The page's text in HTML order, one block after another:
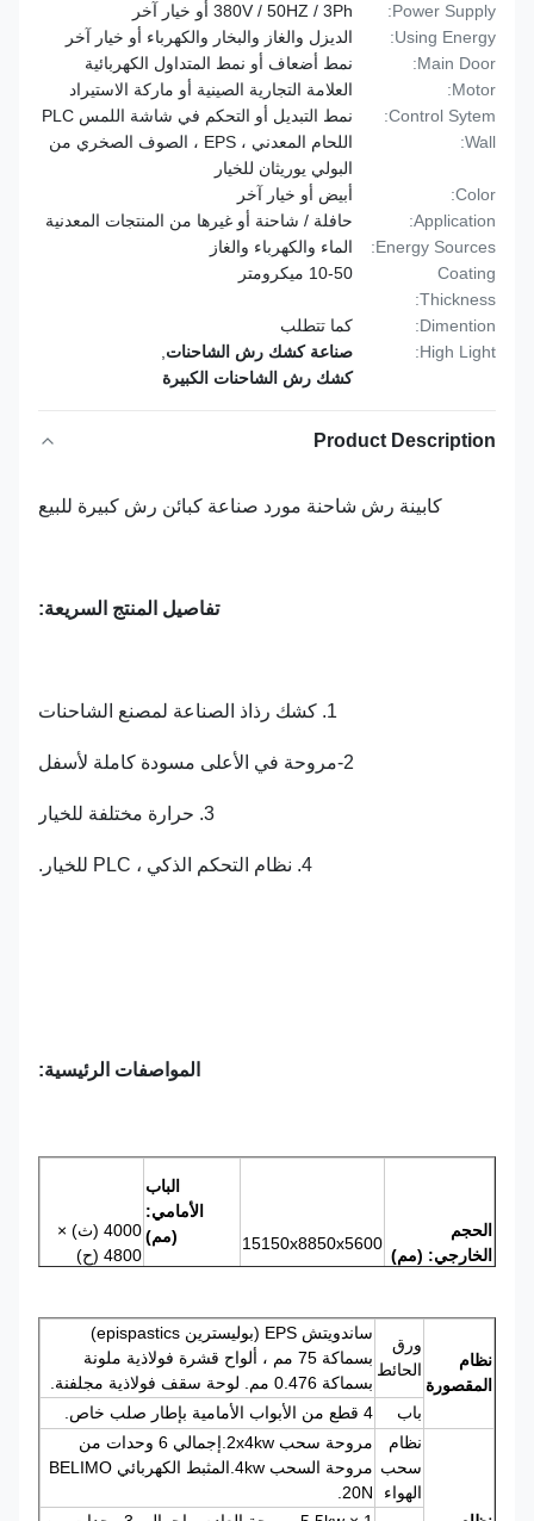
Power Supply:
380V / 50HZ / 3Ph أو خيار آخر
Using Energy:
الديزل والغاز والبخار والكهرباء أو خيار آخر
Main Door:
نمط أضعاف أو نمط المتداول الكهربائية
Motor:
العلامة التجارية الصينية أو ماركة الاستيراد
Control Sytem:
نمط التبديل أو التحكم في شاشة اللمس PLC
اللحام المعدني ، EPS ، الصوف الصخري من
البولي يوريثان للخيار
Color:
أبيض أو خيار آخر
Application:
حافلة / شاحنة أو غيرها من المنتجات المعدنية
Energy Sources:
الماء والكهرباء والغاز
Coating
Thickness:
10-50 ميكرومتر
Dimention:
كما تتطلب
High Light:
صناعة كشك رش الشاحنات,
كشك رش الشاحنات الكبيرة
Product Description
كابينة رش شاحنة مورد صناعة كبائن رش كبيرة للبيع
تفاصيل المنتج السريعة:
المواصفات الرئيسية:
الخارجي: (مم)
15150x8850x5600
الأمامي:
4000 (ث) ×
15000 × 5000 ×
4800
إجمالي
الطاقة: (kw)
47
المقصورة
الحائط
ساندويتش EPS (بوليسترين epispastics)
بسماكة 75 مم ، ألواح قشرة فولاذية ملونة
بسماكة 0.476 مم. لوحة سقف فولاذية مجلفنة.
4 قطع من الأبواب الأمامية بإطار صلب خاص.
سحب
مروحة سحب 2x4kw.إجمالي 6 وحدات من
مروحة السحب 4kw.المثبط الكهربائي BELIMO
20N.